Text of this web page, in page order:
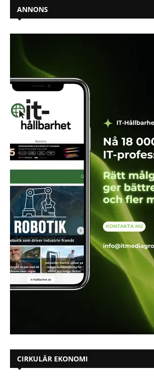
ANNONS
CIRKULÄR EKONOMI